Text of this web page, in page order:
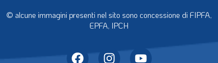
© alcune immagini presenti nel sito sono concessione di FIPFA,
EPFA, IPCH